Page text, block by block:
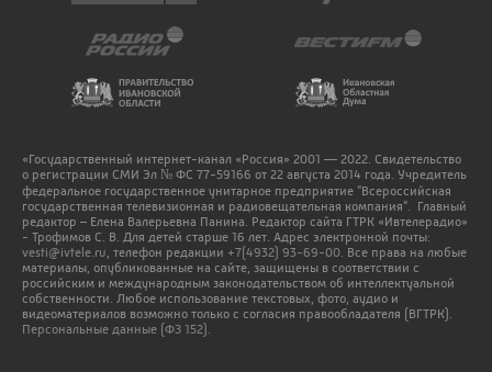
«Государственный интернет-канал «Россия» 2001 — 2022. Свидетельство
о регистрации СМИ Эл № ФС 77-59166 от 22 августа 2014 года. Учредитель
федеральное государственное унитарное предприятие "Всероссийская
государственная телевизионная и радиовещательная компания". Главный
редактор – Елена Валерьевна Панина. Редактор сайта ГТРК «Ивтелерадио»
- Трофимов С. В. Для детей старше 16 лет. Адрес электронной почты:
vesti@ivtele.ru, телефон редакции +7(4932) 93-69-00. Все права на любые
материалы, опубликованные на сайте, защищены в соответствии с
российским и международным законодательством об интеллектуальной
собственности. Любое использование текстовых, фото, аудио и
видеоматериалов возможно только с согласия правообладателя (ВГТРК).
Персональные данные (ФЗ 152).